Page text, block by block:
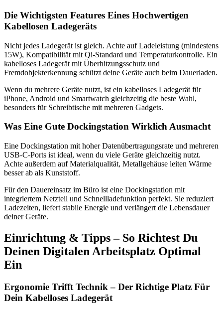
Die Wichtigsten Features Eines Hochwertigen
Kabellosen Ladegeräts
Nicht jedes Ladegerät ist gleich. Achte auf Ladeleistung (mindestens
15W), Kompatibilität mit Qi-Standard und Temperaturkontrolle. Ein
kabelloses Ladegerät mit Überhitzungsschutz und
Fremdobjekterkennung schützt deine Geräte auch beim Dauerladen.
Wenn du mehrere Geräte nutzt, ist ein kabelloses Ladegerät für
iPhone, Android und Smartwatch gleichzeitig die beste Wahl,
besonders für Schreibtische mit mehreren Gadgets.
Was Eine Gute Dockingstation Wirklich Ausmacht
Eine Dockingstation mit hoher Datenübertragungsrate und mehreren
USB-C-Ports ist ideal, wenn du viele Geräte gleichzeitig nutzt.
Achte außerdem auf Materialqualität, Metallgehäuse leiten Wärme
besser ab als Kunststoff.
Für den Dauereinsatz im Büro ist eine Dockingstation mit
integriertem Netzteil und Schnellladefunktion perfekt. Sie reduziert
Ladezeiten, liefert stabile Energie und verlängert die Lebensdauer
deiner Geräte.
Einrichtung & Tipps – So Richtest Du
Deinen Digitalen Arbeitsplatz Optimal
Ein
Ergonomie Trifft Technik – Der Richtige Platz Für
Dein Kabelloses Ladegerät